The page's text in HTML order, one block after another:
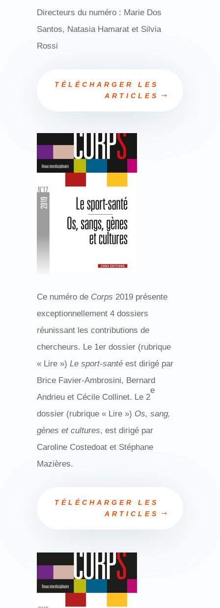
Directeurs du numéro : Marie Dos
Santos, Natasia Hamarat et Silvia
Rossi
TÉLÉCHARGER LES
ARTICLES
Ce numéro de Corps 2019 présente
exceptionnellement 4 dossiers
réunissant les contributions de
chercheurs. Le 1er dossier (rubrique
« Lire ») Le sport-santéest dirigé par
Brice Favier-Ambrosini, Bernard
Andrieu et Cécile Collinet. Le 2
e
dossier (rubrique « Lire ») Os, sang,
gènes et cultures, est dirigé par
Caroline Costedoat et Stéphane
Mazières.
TÉLÉCHARGER LES
ARTICLES